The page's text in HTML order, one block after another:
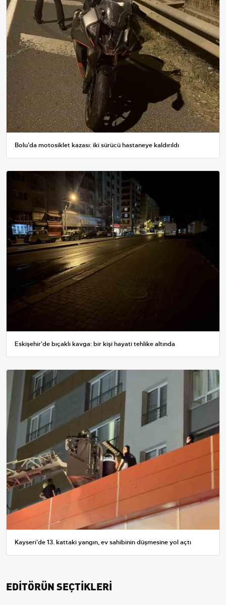
Bolu’da motosiklet kazası: iki sürücü hastaneye kaldırıldı
Eskişehir'de bıçaklı kavga: bir kişi hayati tehlike altında
Kayseri'de 13. kattaki yangın, ev sahibinin düşmesine yol açtı
EDİTÖRÜN SEÇTİKLERİ